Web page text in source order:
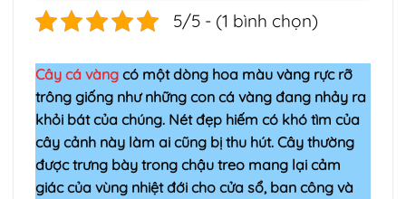
5/5 - (1 bình chọn)
Cây cá vàng có một dòng hoa màu vàng rực rỡ
trông giống như những con cá vàng đang nhảy ra
khỏi bát của chúng. Nét đẹp hiếm có khó tìm của
cây cảnh này làm ai cũng bị thu hút. Cây thường
được trưng bày trong chậu treo mang lại cảm
giác của vùng nhiệt đới cho cửa sổ, ban công và